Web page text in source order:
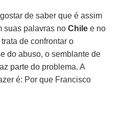
de saber que é assim
suas palavras noChile e no
de confrontar o
do abuso, o semblante de
parte do problema. A
é: Por que Francisco